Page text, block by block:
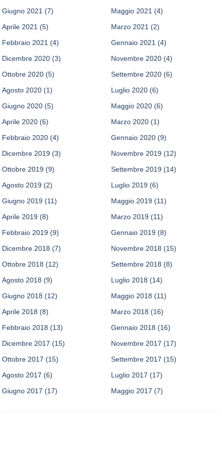
Giugno 2021 (7) Maggio 2021 (4)
Aprile 2021 (5) Marzo 2021 (2)
Febbraio 2021 (4) Gennaio 2021 (4)
Dicembre 2020 (3) Novembre 2020 (4)
Ottobre 2020 (5) Settembre 2020 (6)
Agosto 2020 (1) Luglio 2020 (6)
Giugno 2020 (5) Maggio 2020 (6)
Aprile 2020 (6) Marzo 2020 (1)
Febbraio 2020 (4) Gennaio 2020 (9)
Dicembre 2019 (3) Novembre 2019 (12)
Ottobre 2019 (9) Settembre 2019 (14)
Agosto 2019 (2) Luglio 2019 (6)
Giugno 2019 (11) Maggio 2019 (11)
Aprile 2019 (8) Marzo 2019 (11)
Febbraio 2019 (9) Gennaio 2019 (8)
Dicembre 2018 (7) Novembre 2018 (15)
Ottobre 2018 (12) Settembre 2018 (8)
Agosto 2018 (9) Luglio 2018 (14)
Giugno 2018 (12) Maggio 2018 (11)
Aprile 2018 (8) Marzo 2018 (16)
Febbraio 2018 (13) Gennaio 2018 (16)
Dicembre 2017 (15) Novembre 2017 (17)
Ottobre 2017 (15) Settembre 2017 (15)
Agosto 2017 (6) Luglio 2017 (17)
Giugno 2017 (17) Maggio 2017 (7)